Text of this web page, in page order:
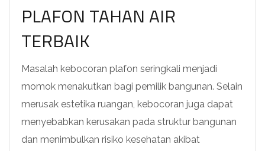
PLAFON TAHAN AIR
TERBAIK
Masalah kebocoran plafon seringkali menjadi
momok menakutkan bagi pemilik bangunan. Selain
merusak estetika ruangan, kebocoran juga dapat
menyebabkan kerusakan pada struktur bangunan
dan menimbulkan risiko kesehatan akibat